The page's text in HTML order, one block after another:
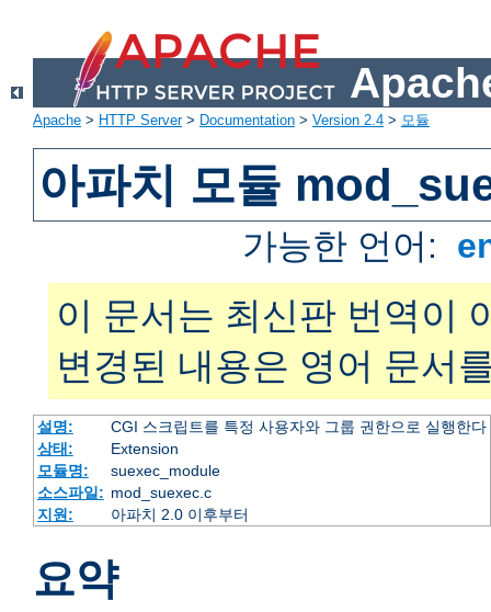
Apache > HTTP Server> Documentation > Version 2.4 > 모듈
아파치 모듈
가능한 언어:
이 문서는 최신판 번역이
변경된 내용은 영어 문서
설명:
CGI 스크립트를 특정 사용자와 그룹 권한으로 실행한다
상태:
Extension
모듈명:
suexec_module
소스파일: mod_suexec.c
지원:
아파치 2.0 이후부터
요약